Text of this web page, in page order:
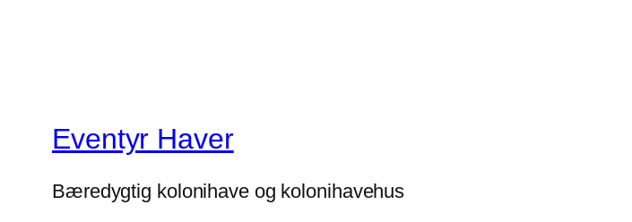
Eventyr Haver
Bæredygtig kolonihave og kolonihavehus